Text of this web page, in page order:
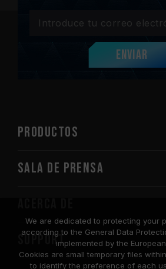
Enviar
PRODUCTOS
Sala de prensa
SUPPORT
We are dedicated to protecting your
according to the General Data
implemented by the
Cookies are small temporary files
to identify the preference of each